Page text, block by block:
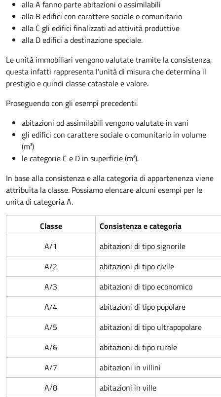
alla A fanno parte abitazioni o assimilabili
alla B edifici con carattere sociale o comunitario
alla C gli edifici finalizzati ad attività produttive
alla D edifici a destinazione speciale.
Le unità immobiliari vengono valutate tramite la consistenza,
questa infatti rappresenta l'unità di misura che determina il
prestigio e quindi classe catastale e valore.
Proseguendo con gli esempi precedenti:
abitazioni od assimilabili vengono valutate in vani
gli edifici con carattere sociale o comunitario in volume
(m³)
le categorie C e D in superficie (m²).
In base alla consistenza e alla categoria di appartenenza viene
attribuita la classe. Possiamo elencare alcuni esempi per le
unita di categoria A.
Classe
Consistenza e categoria
A/1
abitazioni di tipo signorile
A/2
abitazioni di tipo civile
A/3
abitazioni di tipo economico
A/4
abitazioni di tipo popolare
A/5
abitazioni di tipo ultrapopolare
A/6
abitazioni di tipo rurale
A/7
abitazioni in villini
A/8
abitazioni in ville